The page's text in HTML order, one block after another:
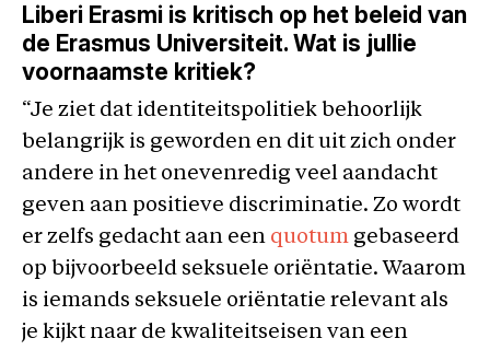
Liberi Erasmi is kritisch op het beleid van
de Erasmus Universiteit. Wat is jullie
voornaamste kritiek?
“Je ziet dat identiteitspolitiek behoorlijk
belangrijk is geworden en dit uit zich onder
andere in het onevenredig veel aandacht
geven aan positieve discriminatie. Zo wordt
er zelfs gedacht aan een quotum gebaseerd
op bijvoorbeeld seksuele oriëntatie. Waarom
is iemands seksuele oriëntatie relevant als
je kijkt naar de kwaliteitseisen van een